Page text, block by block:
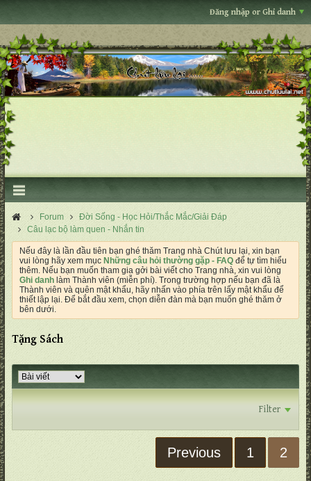
Đăng nhập or Ghi danh
Forum
Đời Sống - Học Hỏi/Thắc Mắc/Giải Đáp
Câu lạc bộ làm quen - Nhắn tin
Nếu đây là lần đầu tiên bạn ghé thăm Trang nhà Chút lưu lại, xin bạn
vui lòng hãy xem mục Những câu hỏi thường gặp - FAQ để tự tìm hiểu
thêm. Nếu bạn muốn tham gia gởi bài viết cho Trang nhà, xin vui lòng
Ghi danh làm Thành viên (miễn phí). Trong trường hợp nếu bạn đã là
Thành viên và quên mật khẩu, hãy nhấn vào phía trên lấy mật khẩu để
thiết lập lại. Để bắt đầu xem, chọn diễn đàn mà bạn muốn ghé thăm ở
bên dưới.
Tặng Sách
Filter
Previous 1 2